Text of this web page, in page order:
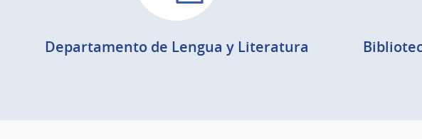
Departamento de Lengua y Literatura